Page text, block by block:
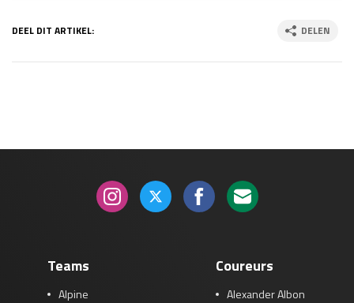
Kwalificatie
za 22:00 - 23:00
LAS VEGAS GRAND PRIX 2026 20 - 22 nov
zo 14:00 - 16:00
DEEL DIT ARTIKEL: DELEN
Teams
Alpine
Coureurs
Alexander Albon